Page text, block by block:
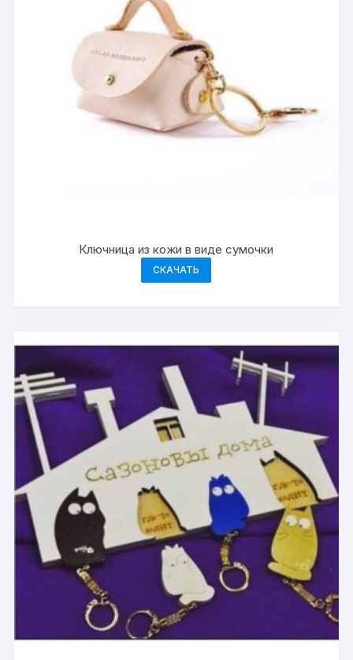
Ключница из кожи в виде сумочки
СКАЧАТЬ